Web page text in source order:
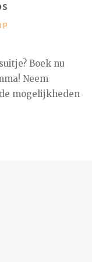
Boek nu
Neem
mogelijkheden